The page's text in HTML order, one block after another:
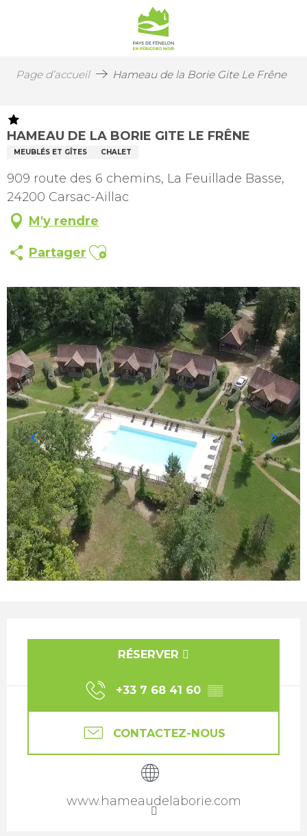
Page d’accueil Hameau de la Borie Gite Le Frêne
HAMEAU DE LA BORIE GITE LE FRÊNE
MEUBLÉS ET GÎTES CHALET
909 route des 6 chemins, La Feuillade Basse,
24200 Carsac-Aillac
M'y rendre
Partager Ajouter aux favoris
Ouverture et coordonnées
RÉSERVER
+33 7 68 41 60 ▒▒
CONTACTEZ-NOUS
www.hameaudelaborie.com